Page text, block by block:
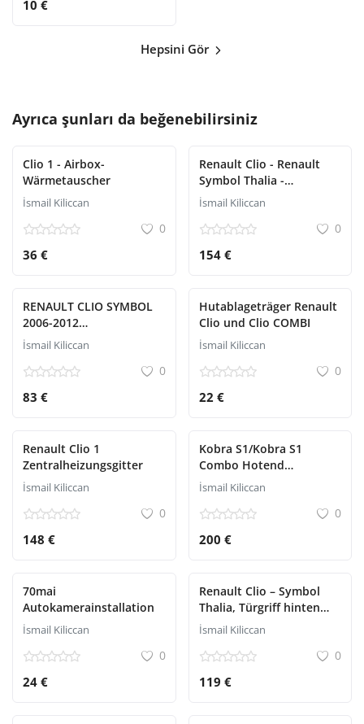
10 €
Hepsini Gör
Ayrıca şunları da beğenebilirsiniz
Clio 1 - Airbox-
Wärmetauscher
İsmail Kiliccan
0
36 €
Renault Clio - Renault
Symbol Thalia -
Aschenbecherabdeckung
İsmail Kiliccan
0
154 €
RENAULT CLIO SYMBOL
2006-2012
SICHERHEITSGURT
İsmail Kiliccan
0
83 €
Hutablageträger Renault
Clio und Clio COMBI
İsmail Kiliccan
0
22 €
Renault Clio 1
Zentralheizungsgitter
İsmail Kiliccan
0
148 €
Kobra S1/Kobra S1
Combo Hotend
Komplettset
İsmail Kiliccan
0
200 €
70mai
Autokamerainstallation
İsmail Kiliccan
0
24 €
Renault Clio – Symbol
Thalia, Türgriff hinten
(innere Armlehne)
İsmail Kiliccan
0
119 €